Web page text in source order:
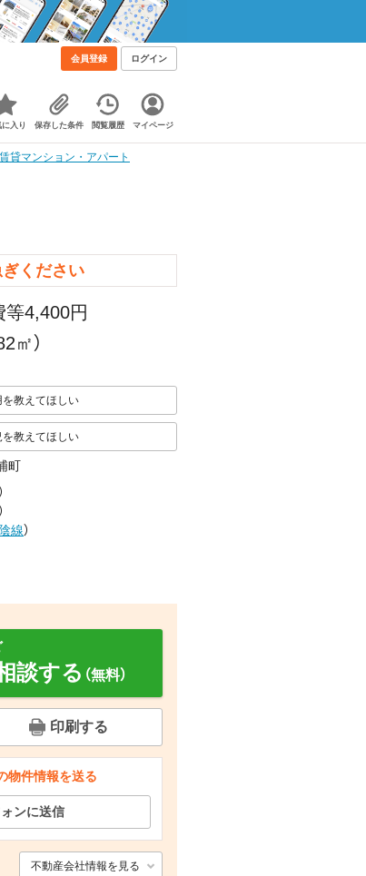
会員登録 ログイン
に入り 保存した条件 閲覧履歴 マイページ
貸マンション・アパート
その他 その他
その他
ください
等4,400円
㎡）
教えてほしい
を教えてほしい
町
）
）
線）
談する （無料）
印刷する
物件情報を送る
ンに送信
不動産会社情報を見る